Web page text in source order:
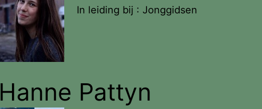
In leiding bij : Jonggidsen
Hanne Pattyn